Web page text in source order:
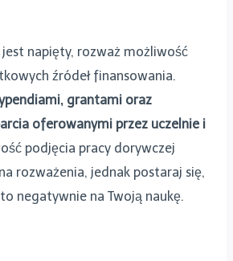
jest napięty, rozważ możliwość
źródeł finansowania.
grantami oraz
oferowanymi przez uczelnie i
podjęcia pracy dorywczej
rozważenia, jednak postaraj się,
to negatywnie na Twoją naukę.